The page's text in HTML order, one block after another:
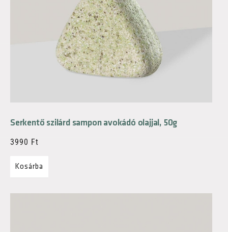
Serkentő szilárd sampon avokádó olajjal, 50g
3990 Ft
Kosárba